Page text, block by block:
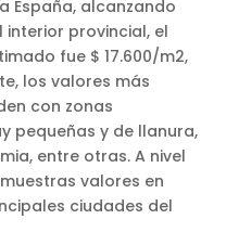
España, alcanzando
interior provincial, el
fue $ 17.600/m2,
los valores más
con zonas
pequeñas y de llanura,
entre otras. A nivel
valores en
ciudades del